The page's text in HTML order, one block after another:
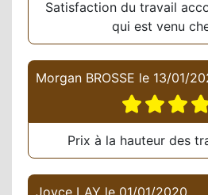
Satisfaction du travail
qui est venu
Morgan BROSSE le 13/01/
Prix à la hauteur des
Joyce LAY le 01/01/2020